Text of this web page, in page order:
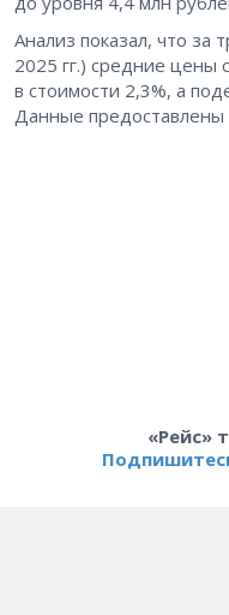
Анализ показал, что за
2025 гг.) средние цены
в стоимости 2,3%, а
Данные
«Рейс»